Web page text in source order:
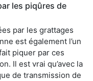
les piqûres de
par les grattages
est également l’un
piquer par ces
Il est vrai qu’avec la
de transmission de